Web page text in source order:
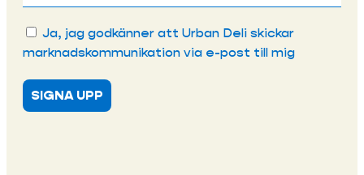
Ja, jag godkänner att Urban Deli skickar
marknadskommunikation via e-post till mig
SIGNA UPP